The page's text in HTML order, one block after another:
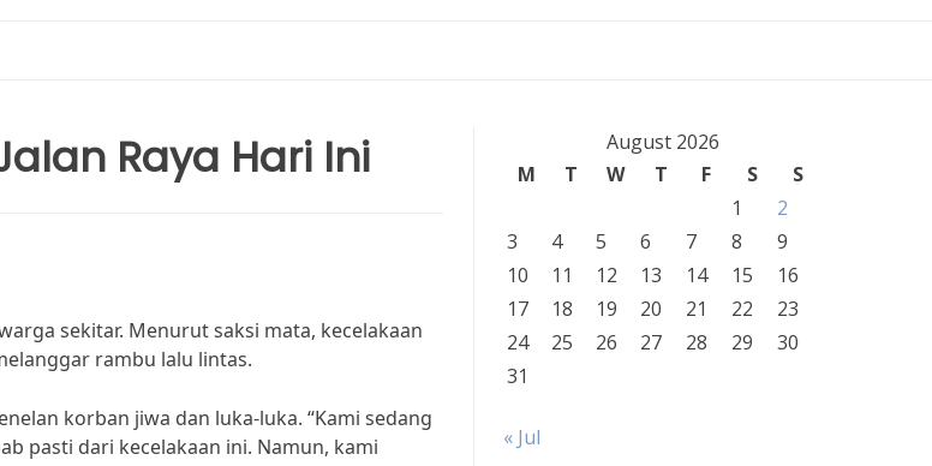
Raya Hari Ini
sekitar. Menurut saksi mata, kecelakaan
rambu lalu lintas.
korban jiwa dan luka-luka. “Kami sedang
pasti dari kecelakaan ini. Namun, kami
August 2026
M
T W T F S
S
1
2
3
4 5 6 7 8
9
10
11 12 13 14 15
16
17
18 19 20 21 22
23
24
25 26 27 28 29
30
31
« Jul